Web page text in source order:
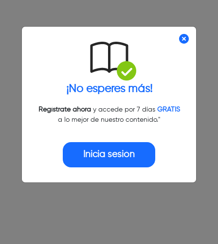
¡No esperes más!
Regístrate ahoray accede por 7 días GRATIS
a lo mejor de nuestro contenido."
Inicia sesión